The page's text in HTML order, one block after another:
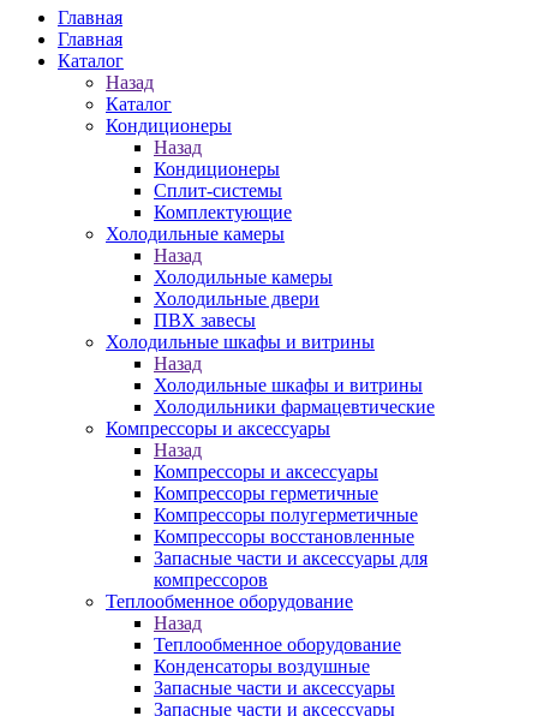
Главная
Главная
Каталог
Назад
Каталог
Кондиционеры
Назад
Кондиционеры
Сплит-системы
Комплектующие
Холодильные камеры
Назад
Холодильные камеры
Холодильные двери
ПВХ завесы
Холодильные шкафы и витрины
Назад
Холодильные шкафы и витрины
Холодильники фармацевтические
Компрессоры и аксессуары
Назад
Компрессоры и аксессуары
Компрессоры герметичные
Компрессоры полугерметичные
Компрессоры восстановленные
Запасные части и аксессуары для
компрессоров
Теплообменное оборудование
Назад
Теплообменное оборудование
Конденсаторы воздушные
Запасные части и аксессуары
Запасные части и аксессуары